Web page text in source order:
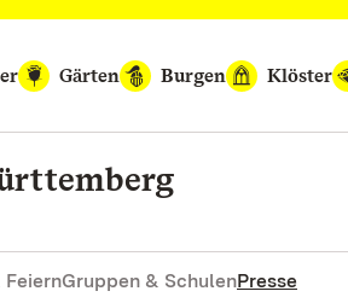
Gärten Burgen Klöster
FeiernGruppen & SchulenPresse